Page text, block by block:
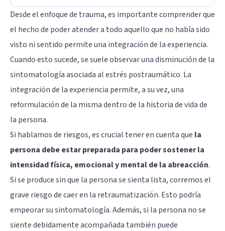
Desde el enfoque de trauma, es importante comprender que
el hecho de poder atender a todo aquello que no había sido
visto ni sentido permite una integración de la experiencia.
Cuando esto sucede, se suele observar una disminución de la
sintomatología asociada al estrés postraumático. La
integración de la experiencia permite, a su vez, una
reformulación de la misma dentro de la historia de vida de
la persona.
Si hablamos de riesgos, es crucial tener en cuenta que la
persona debe estar preparada para poder sostener la
intensidad física, emocional y mental de la abreacción.
Si se produce sin que la persona se sienta lista, corremos el
grave riesgo de caer en la retraumatización. Esto podría
empeorar su sintomatología. Además, si la persona no se
siente debidamente acompañada también puede